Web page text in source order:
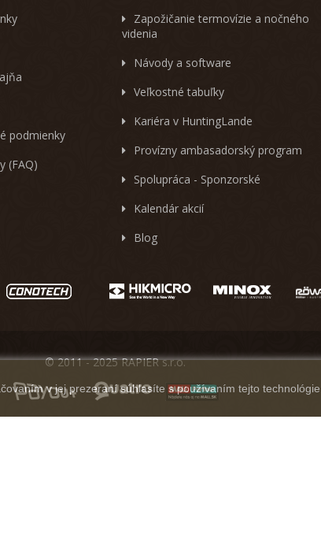
podmienky
(FAQ)
Zapožičanie termovízie a nočného
videnia
Návody a software
Veľkostné tabuľky
Kariéra v HuntingLande
Provízny ambasadorský program
Spolupráca - Sponzorské
Kalendár akcií
Blog
v jej prezeraní súhlasíte s používaním tejto technológie.
© 2011 - 2025 RAPIER s.r.o.